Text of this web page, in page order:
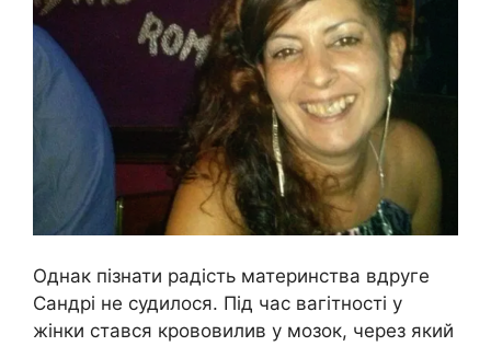
Однак пізнати радість материнства вдруге
Сандрі не судилося. Під час вагітності у
жінки стався крововилив у мозок, через який